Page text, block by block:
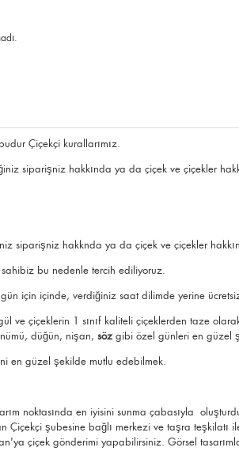
Çiçekçi kurallarımız.
siparişniz hakkında ya da çiçek ve çiçekler
siparişniz hakknda ya da çiçek ve çiçekler
bu nedenle tercih ediliyoruz.
için içinde, verdiğiniz saat dilimde yerine
ve çiçeklerin 1 sınıf kaliteli çiçeklerden taze
düğün, nişan, sözgibi özel günleri en güzel
en güzel şekilde mutlu edebilmek.
noktasında en iyisini sunma çabasıyla
Çiçekçi şubesine bağlı merkezi ve taşra
çiçek gönderimi yapabilirsiniz. Görsel